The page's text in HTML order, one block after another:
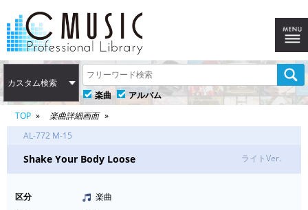
カスタム検索
楽曲
アルバム
TOP
楽曲詳細画面
AL-772 M-15
Shake Your Body Loose ライトVer.
区分
楽曲